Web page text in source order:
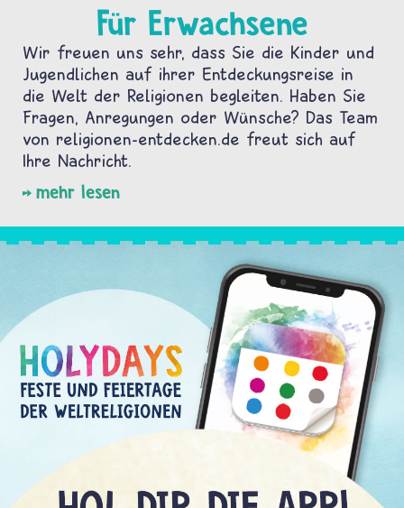
Für Erwachsene
Wir freuen uns sehr, dass Sie die Kinder und
Jugendlichen auf ihrer Entdeckungsreise in
die Welt der Religionen begleiten. Haben Sie
Fragen, Anregungen oder Wünsche? Das Team
von religionen-entdecken.de freut sich auf
Ihre Nachricht.
mehr lesen